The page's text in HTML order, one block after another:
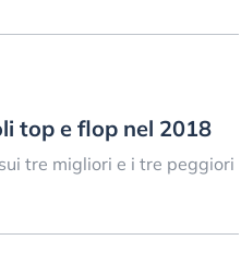
top e flop nel 2018
tre migliori e i tre peggiori